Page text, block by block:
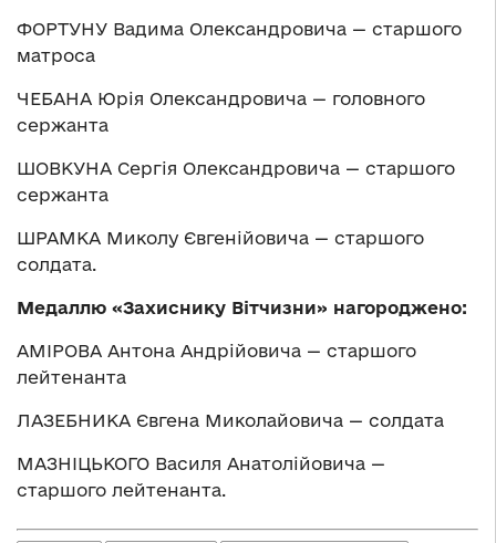
ФОРТУНУ Вадима Олександровича — старшого
матроса
ЧЕБАНА Юрія Олександровича — головного
сержанта
ШОВКУНА Сергія Олександровича — старшого
сержанта
ШРАМКА Миколу Євгенійовича — старшого
солдата.
Медаллю «Захиснику Вітчизни» нагороджено:
АМІРОВА Антона Андрійовича — старшого
лейтенанта
ЛАЗЕБНИКА Євгена Миколайовича — солдата
МАЗНІЦЬКОГО Василя Анатолійовича —
старшого лейтенанта.